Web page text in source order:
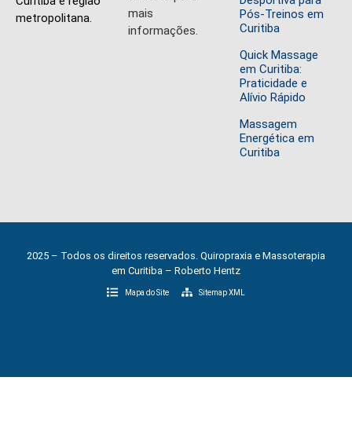
metropolitana.
mais
informações.
Pós-Treinos em
Curitiba
Quick Massage
em Curitiba:
Praticidade e
Alívio Rápido
Massagem
Energética em
Curitiba
2025 – Todos os direitos reservados. Quiropraxia e Massoterapia
em Curitiba – Roberto Hentz
Mapa do Site Sitemap XML